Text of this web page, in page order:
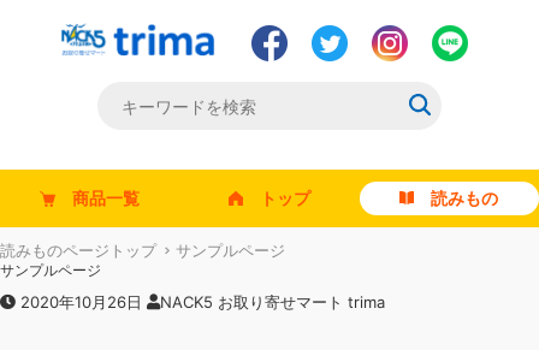
商品一覧 トップ 読みもの
読みものページトップ サンプルページ
サンプルページ
2020年10月26日 NACK5 お取り寄せマート trima